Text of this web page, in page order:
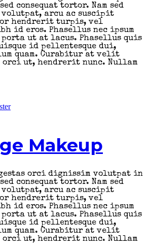
consequat tortor. Nam sed
arcu ac suscipit
hendrerit turpis, vel
id eros. Phasellus nec ipsum
ut at lacus. Phasellus quis
id pellentesque dui,
quam. Curabitur at velit
orci ut, hendrerit nunc. Nullam
Makeup
orci dignissim volutpat in
consequat tortor. Nam sed
arcu ac suscipit
hendrerit turpis, vel
id eros. Phasellus nec ipsum
ut at lacus. Phasellus quis
id pellentesque dui,
quam. Curabitur at velit
orci ut, hendrerit nunc. Nullam